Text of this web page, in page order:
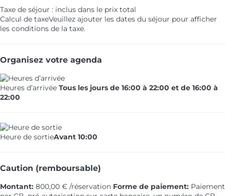
Taxe de séjour : inclus dans le prix total
Calcul de taxeVeuillez ajouter les dates du séjour pour afficher
les conditions de la taxe.
Organisez votre agenda
Heures d’arrivée Tous les jours de 16:00 à 22:00 et de 16:00 à
22:00
Heure de sortieAvant 10:00
Caution (remboursable)
Montant: 800,00 € /réservation Forme de paiement: Paiement